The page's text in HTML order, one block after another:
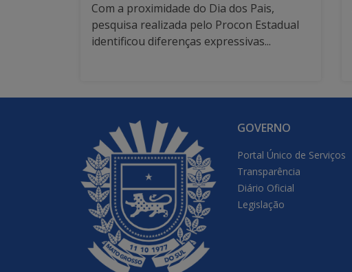
Com a proximidade do Dia dos Pais,
pesquisa realizada pelo Procon Estadual
identificou diferenças expressivas...
GOVERNO
Portal Único de Serviços
Transparência
Diário Oficial
Legislação